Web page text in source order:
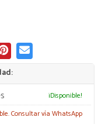
¡Disponible!
Consultar vía WhatsApp